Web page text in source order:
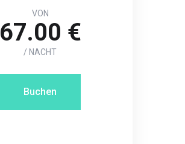
VON
67.00 €
/ NACHT
Buchen